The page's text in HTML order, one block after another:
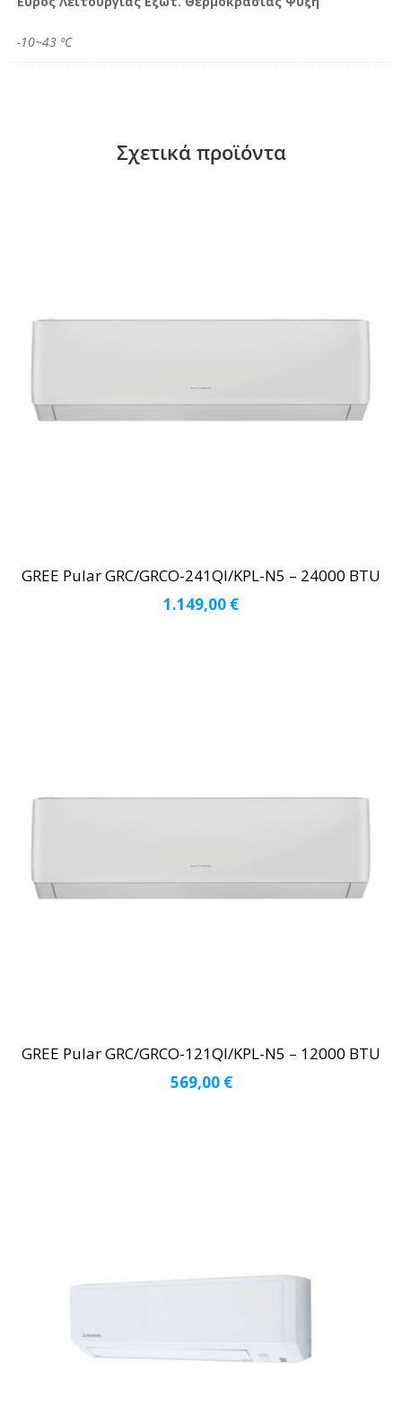
-10~43 ºC
Σχετικά προϊόντα
GREE Pular GRC/GRCO-241QI/KPL-N5 – 24000 BTU
1.149,00 €
GREE Pular GRC/GRCO-121QI/KPL-N5 – 12000 BTU
569,00 €